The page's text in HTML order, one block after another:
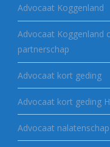
Advocaat Koggenland
Advocaat Koggenland
partnerschap
Advocaat kort geding
Advocaat kort geding
Advocaat nalatenschap